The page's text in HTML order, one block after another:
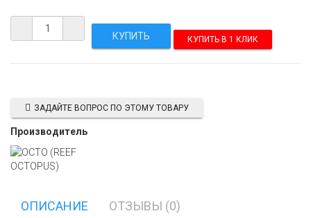
КУПИТЬ В 1 КЛИК
ЗАДАЙТЕ ВОПРОС ПО ЭТОМУ ТОВАРУ
Производитель
ОПИСАНИЕ ОТЗЫВЫ (0)